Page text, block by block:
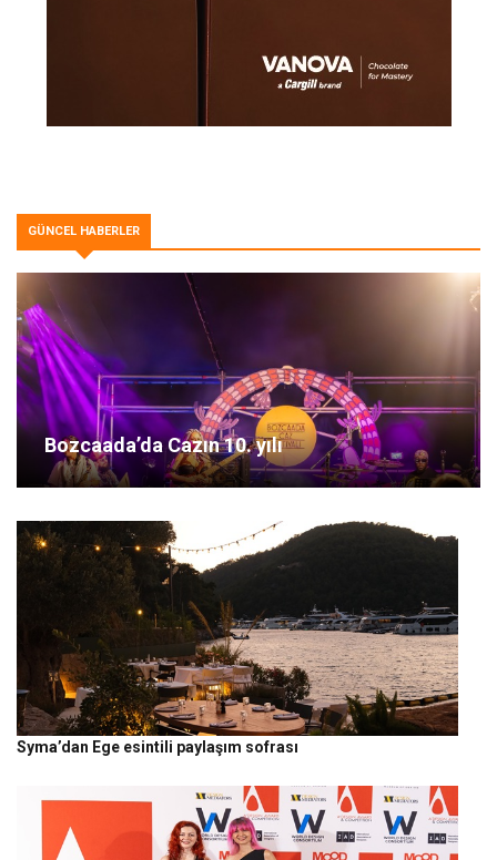
GÜNCEL HABERLER
Bozcaada’da Cazın 10. yılı
Syma’dan Ege esintili paylaşım sofrası